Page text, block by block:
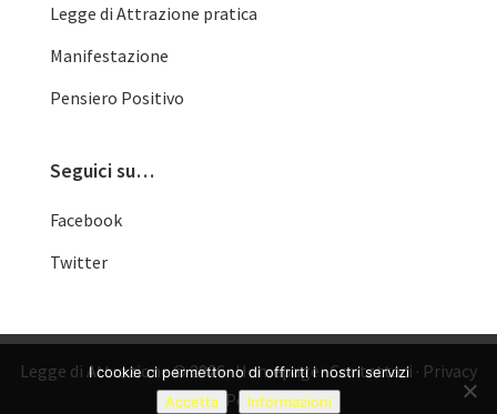
Legge di Attrazione pratica
Manifestazione
Pensiero Positivo
Seguici su…
Facebook
Twitter
Legge di Attrazione © 2026 ·Homepage·Contattaci · Privacy
Policy
I cookie ci permettono di offrirti i nostri servizi
Accetta
Informazioni